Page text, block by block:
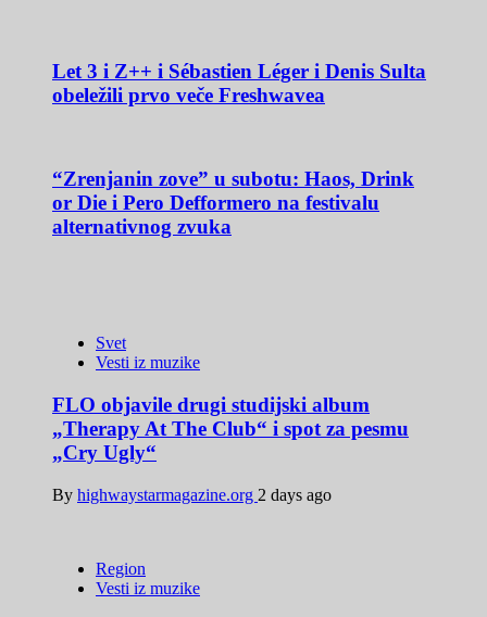
Let 3 i Z++ i Sébastien Léger i Denis Sulta
obeležili prvo veče Freshwavea
“Zrenjanin zove” u subotu: Haos, Drink
or Die i Pero Defformero na festivalu
alternativnog zvuka
Svet
Vesti iz muzike
FLO objavile drugi studijski album
„Therapy At The Club“ i spot za pesmu
„Cry Ugly“
By highwaystarmagazine.org 2 days ago
Region
Vesti iz muzike